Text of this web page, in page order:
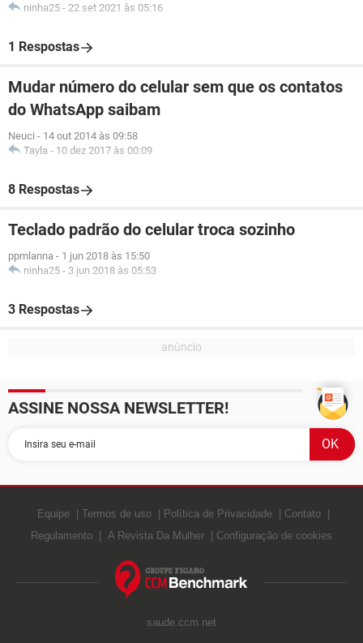
ninha25 - 22 set 2021 às 05:16
1 Respostas
Mudar número do celular sem que os contatos
do WhatsApp saibam
Neuci - 14 out 2014 às 09:58
Tayla - 10 dez 2017 às 00:09
8 Respostas
Teclado padrão do celular troca sozinho
ppmlanna - 1 jun 2018 às 15:50
ninha25 - 3 jun 2018 às 05:53
3 Respostas
ASSINE NOSSA NEWSLETTER!
Equipe Termos de uso Política de Privacidade
Contato
Regulamento
A Revista Da Mulher Configuração de cookies
saude.ccm.net